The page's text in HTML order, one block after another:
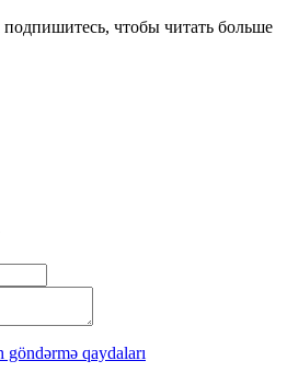
чтобы читать больше
göndərmə qaydaları